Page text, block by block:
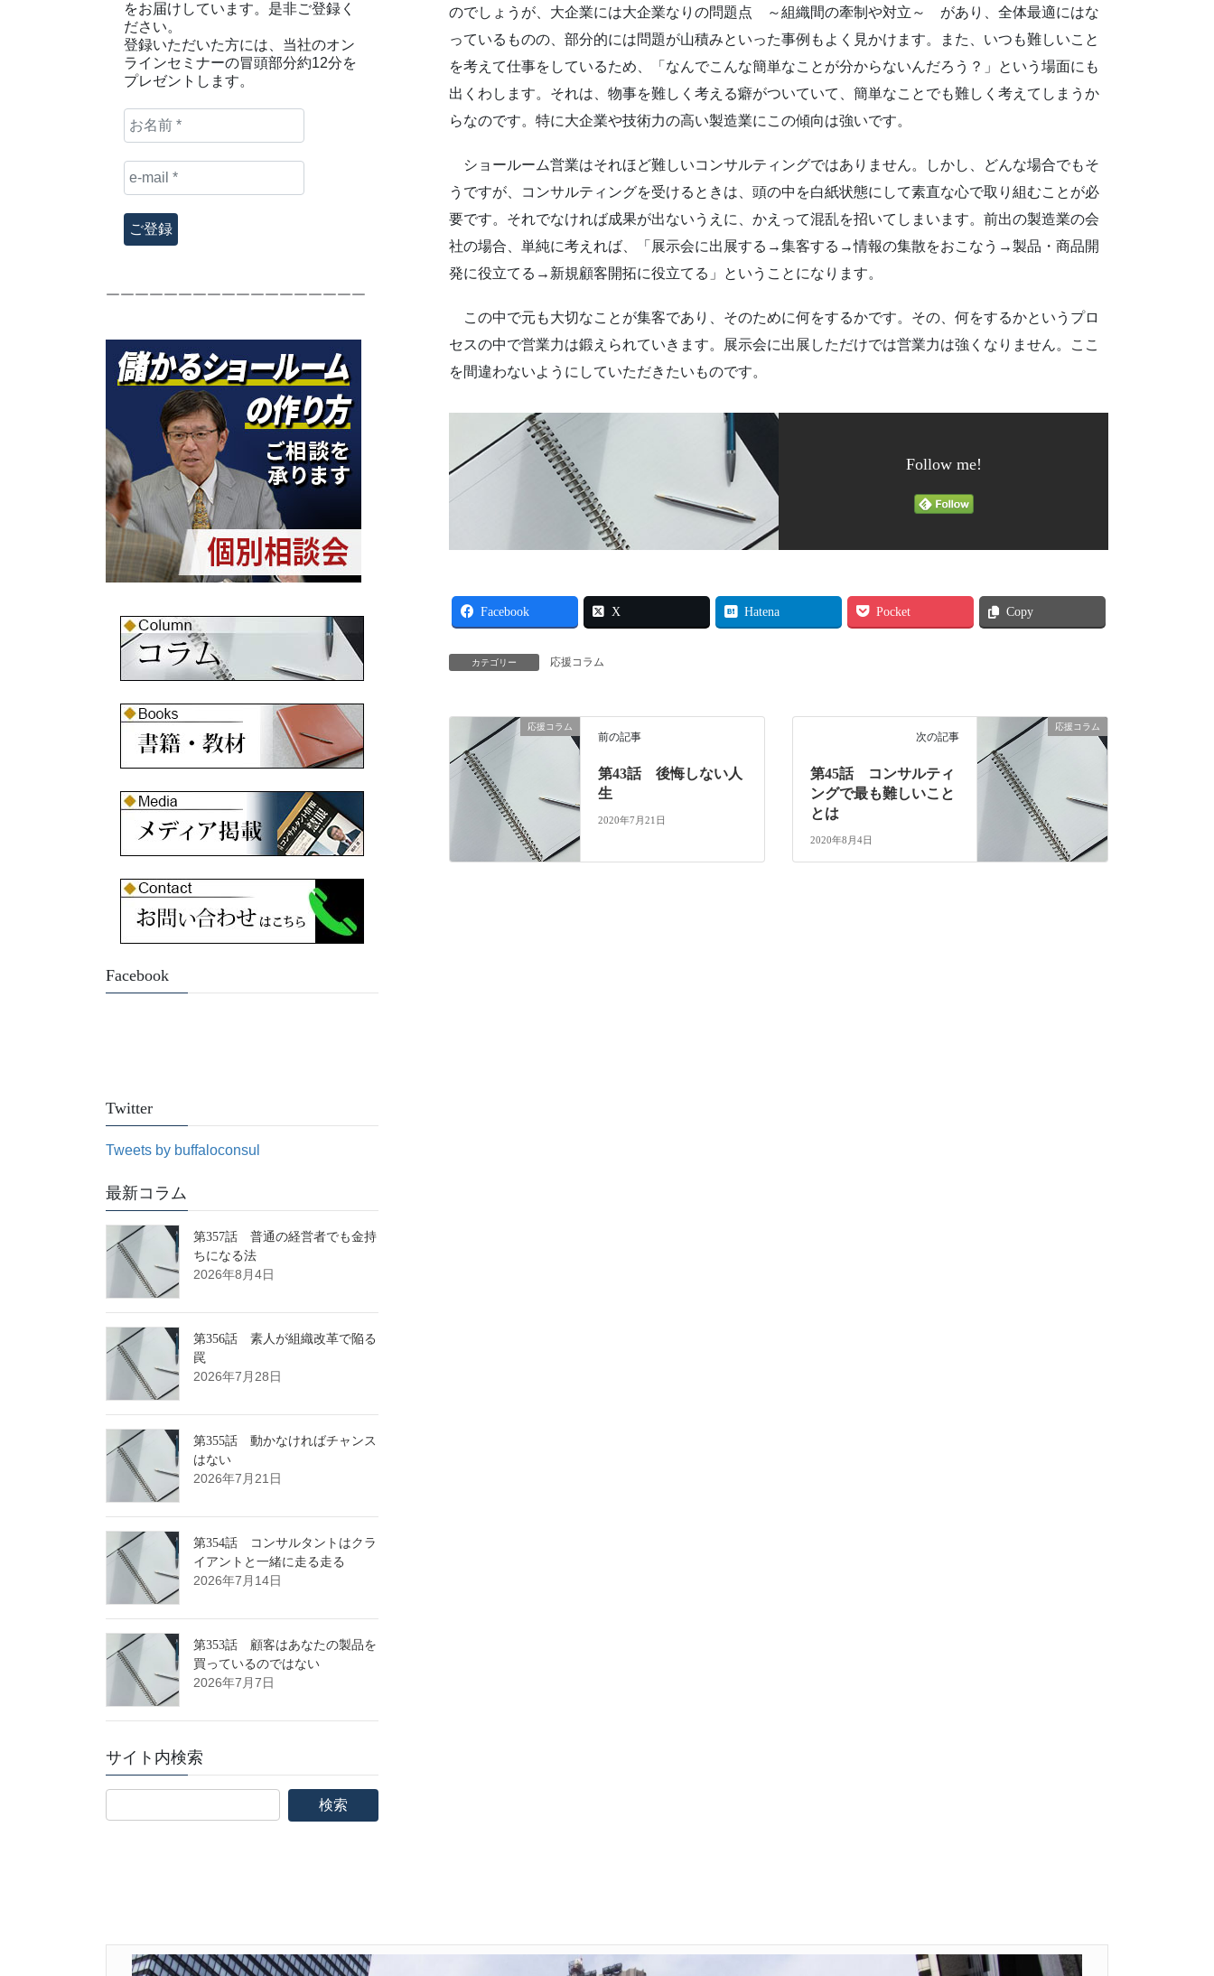
のでしょうが、大企業には大企業なりの問題点 ～組織間の牽制や対立～ があり、全体最適にはな
っているものの、部分的には問題が山積みといった事例もよく見かけます。また、いつも難しいこと
を考えて仕事をしているため、「なんでこんな簡単なことが分からないんだろう？」という場面にも
出くわします。それは、物事を難しく考える癖がついていて、簡単なことでも難しく考えてしまうか
らなのです。特に大企業や技術力の高い製造業にこの傾向は強いです。
ショールーム営業はそれほど難しいコンサルティングではありません。しかし、どんな場合でもそ
うですが、コンサルティングを受けるときは、頭の中を白紙状態にして素直な心で取り組むことが必
要です。それでなければ成果が出ないうえに、かえって混乱を招いてしまいます。前出の製造業の会
社の場合、単純に考えれば、「展示会に出展する→集客する→情報の集散をおこなう→製品・商品開
発に役立てる→新規顧客開拓に役立てる」ということになります。
この中で元も大切なことが集客であり、そのために何をするかです。その、何をするかというプロ
セスの中で営業力は鍛えられていきます。展示会に出展しただけでは営業力は強くなりません。ここ
を間違わないようにしていただきたいものです。
Follow me!
Facebook X Hatena Pocket Copy
カテゴリー 応援コラム
応援コラム
前の記事
第43話 後悔しない人
生
2020年7月21日
応援コラム
次の記事
第45話 コンサルティ
ングで最も難しいこと
とは
2020年8月4日
をお届けしています。是非ご登録く
ださい。
登録いただいた方には、当社のオン
ラインセミナーの冒頭部分約12分を
プレゼントします。
お
名
e-
mail
￣￣￣￣￣￣￣￣￣￣￣￣￣￣￣￣￣￣
Facebook
Twitter
Tweets by buffaloconsul
最新コラム
第357話 普通の経営者でも金持
ちになる法
2026年8月4日
第356話 素人が組織改革で陥る
罠
2026年7月28日
第355話 動かなければチャンス
はない
2026年7月21日
第354話 コンサルタントはクラ
イアントと一緒に走る走る
2026年7月14日
第353話 顧客はあなたの製品を
買っているのではない
2026年7月7日
サイト内検索